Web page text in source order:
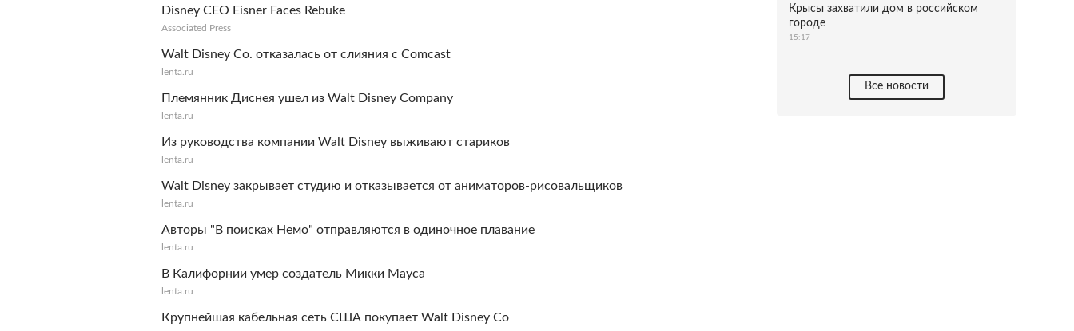
Disney CEO Eisner Faces Rebuke
Associated Press
Walt Disney Co. отказалась от слияния с Comcast
lenta.ru
Племянник Диснея ушел из Walt Disney Company
lenta.ru
Из руководства компании Walt Disney выживают стариков
lenta.ru
Walt Disney закрывает студию и отказывается от аниматоров-рисовальщиков
lenta.ru
Авторы "В поисках Немо" отправляются в одиночное плавание
lenta.ru
В Калифорнии умер создатель Микки Мауса
lenta.ru
Крупнейшая кабельная сеть CША покупает Walt Disney Co
Крысы захватили дом в российском
городе
15:17
Все новости